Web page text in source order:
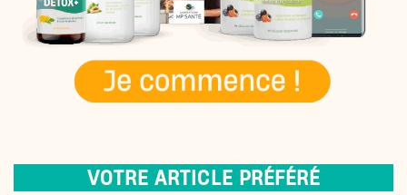
VOTRE ARTICLE PRÉFÉRÉ